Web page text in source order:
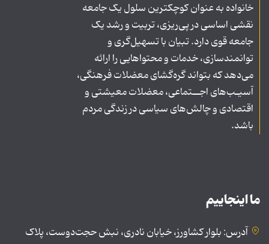
خانواده به عنوان کوچکترین سلول یک جامعه
نقشی اساسی در پی‌ریزی، تربیت و رشد یک
جامعه قوی دارد. تبیان با تسهیل‌گری و
توانمندسازی، خدمات و محتواهایی را ارائه
می‌دهد که بتواند گره‌گشای معضلات فرهنگی،
آسیـب‌های اجــتماعی، معضلات معیشتی و
اقتصادی و چالش‌های سیاسی در زندگی مردم
باشد.
ما اینجاییم
آدرس: بلوار کشاورز، خیابان نادری، نبش حجت‌دوست، پلاک